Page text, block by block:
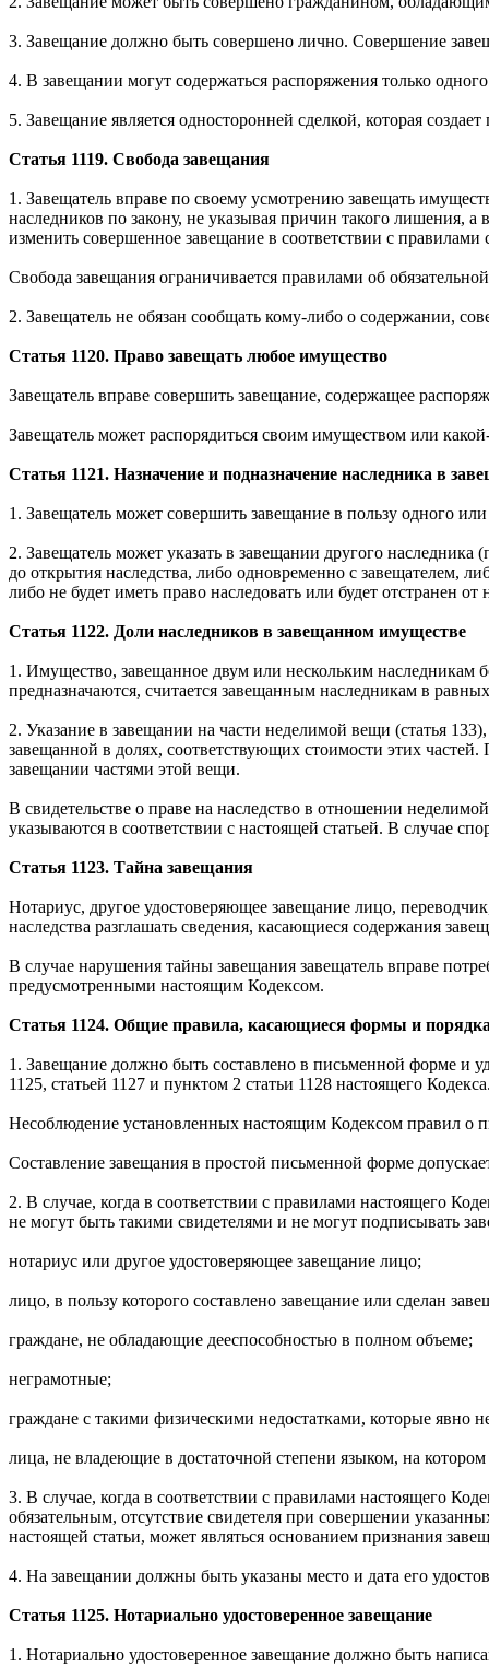
3. Завещание должно быть совершено лично. Совершение
4. В завещании могут содержаться распоряжения только
5. Завещание является односторонней сделкой, которая
Статья 1119. Свобода завещания
1. Завещатель вправе по своему усмотрению завещать
наследников по закону, не указывая причин такого лишения,
изменить совершенное завещание в соответствии с правилами
Свобода завещания ограничивается правилами об
2. Завещатель не обязан сообщать кому-либо о содержании,
Статья 1120. Право завещать любое имущество
Завещатель вправе совершить завещание, содержащее
Завещатель может распорядиться своим имуществом или
Статья 1121. Назначение и подназначение наследника в
1. Завещатель может совершить завещание в пользу одного
2. Завещатель может указать в завещании другого
до открытия наследства, либо одновременно с завещателем,
либо не будет иметь право наследовать или будет отстранен
Статья 1122. Доли наследников в завещанном имуществе
1. Имущество, завещанное двум или нескольким наследникам
предназначаются, считается завещанным наследникам в
2. Указание в завещании на части неделимой вещи (статья
завещанной в долях, соответствующих стоимости этих
завещании частями этой вещи.
В свидетельстве о праве на наследство в отношении
указываются в соответствии с настоящей статьей. В случае
Статья 1123. Тайна завещания
Нотариус, другое удостоверяющее завещание лицо,
наследства разглашать сведения, касающиеся содержания
В случае нарушения тайны завещания завещатель вправе
предусмотренными настоящим Кодексом.
Статья 1124. Общие правила, касающиеся формы и
1. Завещание должно быть составлено в письменной форме и
1125, статьей 1127 и пунктом 2 статьи 1128 настоящего Кодекса.
Несоблюдение установленных настоящим Кодексом правил о
Составление завещания в простой письменной форме
2. В случае, когда в соответствии с правилами настоящего
не могут быть такими свидетелями и не могут подписывать
нотариус или другое удостоверяющее завещание лицо;
лицо, в пользу которого составлено завещание или сделан
граждане, не обладающие дееспособностью в полном объеме;
неграмотные;
граждане с такими физическими недостатками, которые явно
лица, не владеющие в достаточной степени языком, на котором
3. В случае, когда в соответствии с правилами настоящего
обязательным, отсутствие свидетеля при совершении
настоящей статьи, может являться основанием признания
4. На завещании должны быть указаны место и дата его
Статья 1125. Нотариально удостоверенное завещание
1. Нотариально удостоверенное завещание должно быть